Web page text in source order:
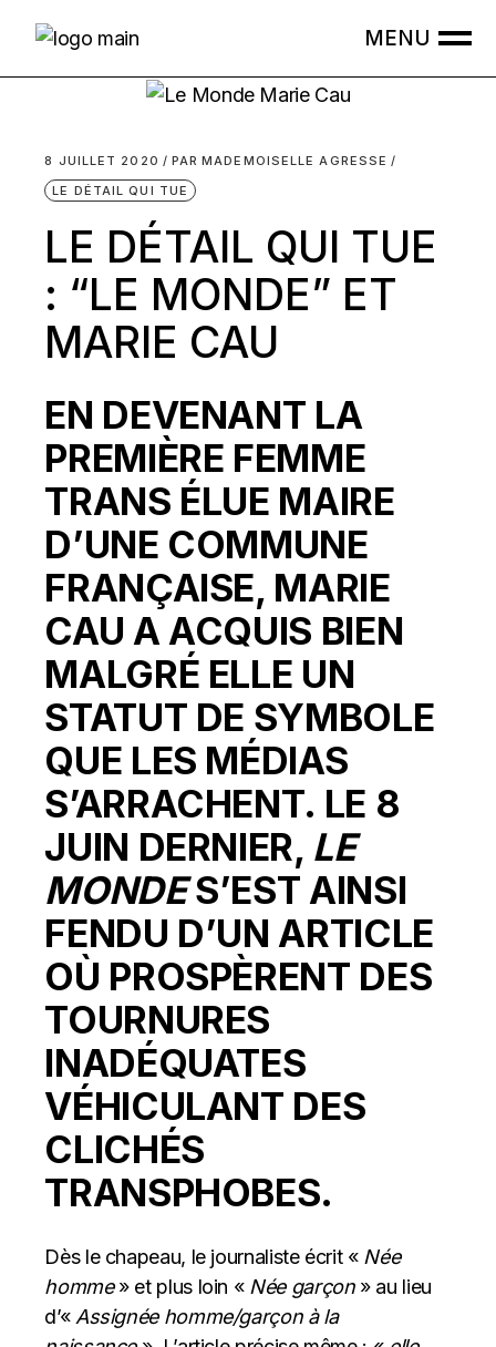
8 JUILLET 2020 PAR MADEMOISELLE AGRESSE
LE DÉTAIL QUI TUE
LE DÉTAIL QUI TUE
: “LE MONDE” ET
MARIE CAU
EN DEVENANT LA
PREMIÈRE FEMME
TRANS ÉLUE MAIRE
D’UNE COMMUNE
FRANÇAISE, MARIE
CAU A ACQUIS BIEN
MALGRÉ ELLE UN
STATUT DE SYMBOLE
QUE LES MÉDIAS
S’ARRACHENT. LE 8
JUIN DERNIER, LE
MONDE S’EST AINSI
FENDU D’UN ARTICLE
OÙ PROSPÈRENT DES
TOURNURES
INADÉQUATES
VÉHICULANT DES
CLICHÉS
TRANSPHOBES.
Dès le chapeau, le journaliste écrit « Née
homme» et plus loin « Née garçon » au lieu
d’« Assignée homme/garçon à la